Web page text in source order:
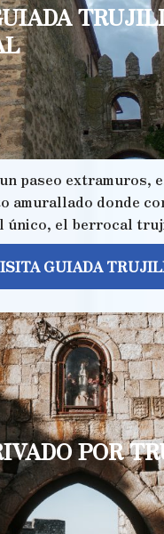
paseo extramuros,
amurallado donde
único, el berrocal
GUIADA
POR